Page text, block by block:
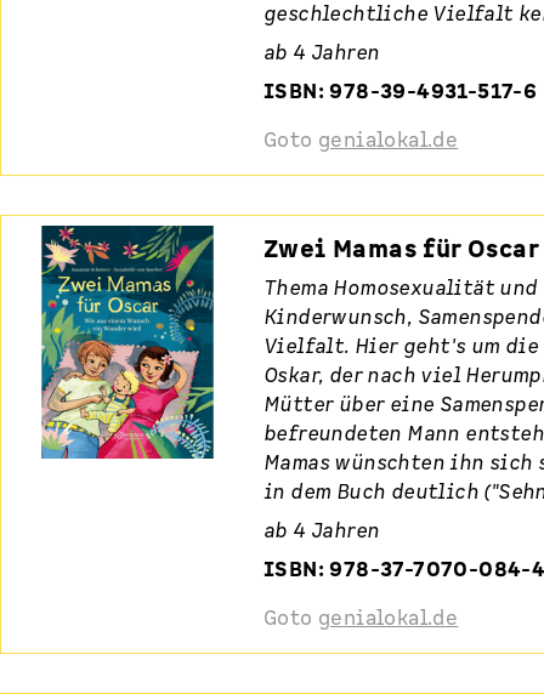
geschlechtliche Vielfalt
ab 4 Jahren
ISBN: 978-39-4931-517-6
Goto genialokal.de
Zwei Mamas für Oscar
Thema Homosexualität
Kinderwunsch,
Vielfalt. Hier geht's um die
Oskar, der nach viel
Mütter über eine
befreundeten Mann
Mamas wünschten ihn sich
in dem Buch deutlich
ab 4 Jahren
ISBN: 978-37-7070-084-
Goto genialokal.de